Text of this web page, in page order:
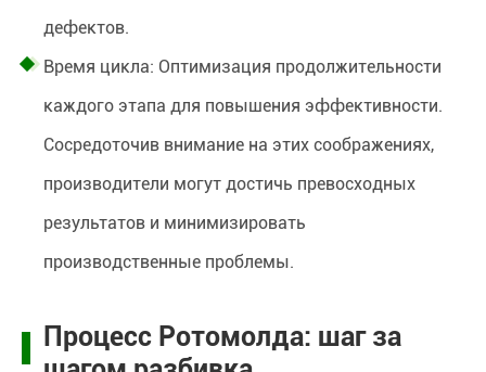
дефектов.
Время цикла: Оптимизация продолжительности
каждого этапа для повышения эффективности.
Сосредоточив внимание на этих соображениях,
производители могут достичь превосходных
результатов и минимизировать
производственные проблемы.
Процесс Ротомолда: шаг за